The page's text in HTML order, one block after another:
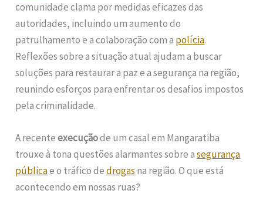
comunidade clama por medidas eficazes das
autoridades, incluindo um aumento do
patrulhamento e a colaboração com a polícia.
Reflexões sobre a situação atual ajudam a buscar
soluções para restaurar a paz e a segurança na região,
reunindo esforços para enfrentar os desafios impostos
pela criminalidade.
A recenteexecuçãode um casal em Mangaratiba
trouxe à tona questões alarmantes sobre asegurança
públicae o tráfico dedrogas na região. O que está
acontecendo em nossas ruas?